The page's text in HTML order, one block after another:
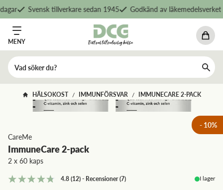
Svensk tillverkare sedan 1945 Godkänd av läkemedelsverket
MENY
HÄLSOKOST / IMMUNFÖRSVAR / IMMUNECARE 2-PACK
- 10%
CareMe
ImmuneCare 2-pack
2 x 60 kaps
4.8(12)- Recensioner(7) I lager